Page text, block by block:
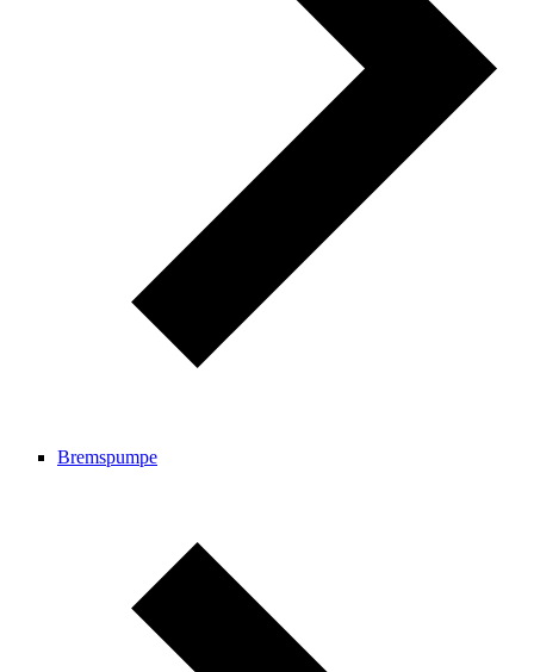
Bremspumpe